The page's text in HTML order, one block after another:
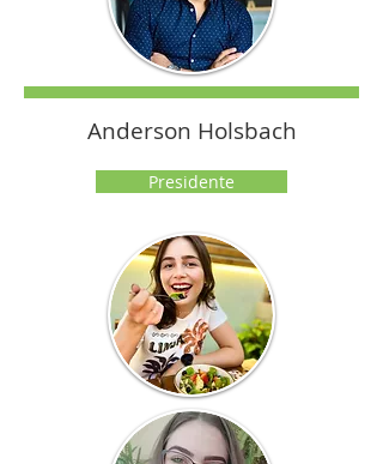
Anderson Holsbach
Presidente